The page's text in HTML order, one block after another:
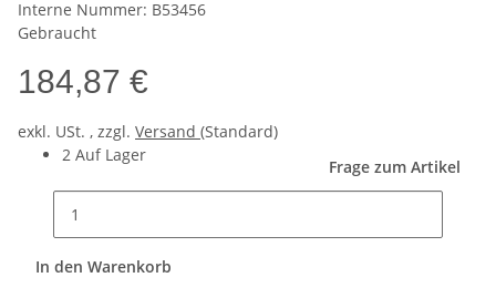
Interne Nummer: B53456
Gebraucht
184,87 €
exkl. USt. , zzgl. Versand (Standard)
2 Auf Lager
Frage zum Artikel
In den Warenkorb